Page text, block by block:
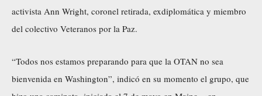
activista Ann Wright, coronel retirada, exdiplomática y miembro
del colectivo Veteranos por la Paz.
“Todos nos estamos preparando para que la OTAN no sea
bienvenida en Washington”, indicó en su momento el grupo, que